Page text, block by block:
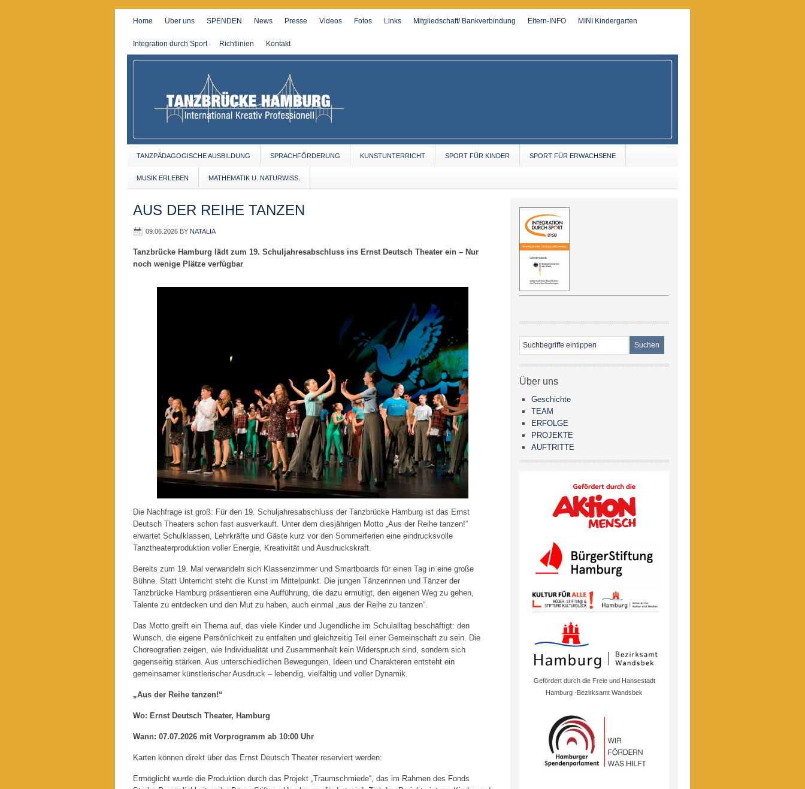
Home Über uns SPENDEN News Presse Videos Fotos Links Mitgliedschaft/ Bankverbindung Eltern-INFO MINI Kindergarten
Integration durch Sport Richtlinien Kontakt
TANZPÄDAGOGISCHE AUSBILDUNG SPRACHFÖRDERUNG KUNSTUNTERRICHT SPORT FÜR KINDER SPORT FÜR ERWACHSENE
MUSIK ERLEBEN MATHEMATIK U. NATURWISS.
AUS DER REIHE TANZEN
09.06.2026 BY NATALIA
Tanzbrücke Hamburg lädt zum 19. Schuljahresabschluss ins Ernst Deutsch Theater ein – Nur
noch wenige Plätze verfügbar
Die Nachfrage ist groß: Für den 19. Schuljahresabschluss der Tanzbrücke Hamburg ist das Ernst
Deutsch Theaters schon fast ausverkauft. Unter dem diesjährigen Motto „Aus der Reihe tanzen!“
erwartet Schulklassen, Lehrkräfte und Gäste kurz vor den Sommerferien eine eindrucksvolle
Tanztheaterproduktion voller Energie, Kreativität und Ausdruckskraft.
Bereits zum 19. Mal verwandeln sich Klassenzimmer und Smartboards für einen Tag in eine große
Bühne. Statt Unterricht steht die Kunst im Mittelpunkt. Die jungen Tänzerinnen und Tänzer der
Tanzbrücke Hamburg präsentieren eine Aufführung, die dazu ermutigt, den eigenen Weg zu gehen,
Talente zu entdecken und den Mut zu haben, auch einmal „aus der Reihe zu tanzen“.
Das Motto greift ein Thema auf, das viele Kinder und Jugendliche im Schulalltag beschäftigt: den
Wunsch, die eigene Persönlichkeit zu entfalten und gleichzeitig Teil einer Gemeinschaft zu sein. Die
Choreografien zeigen, wie Individualität und Zusammenhalt kein Widerspruch sind, sondern sich
gegenseitig stärken. Aus unterschiedlichen Bewegungen, Ideen und Charakteren entsteht ein
gemeinsamer künstlerischer Ausdruck – lebendig, vielfältig und voller Dynamik.
„Aus der Reihe tanzen!“
Wo: Ernst Deutsch Theater, Hamburg
Wann: 07.07.2026 mit Vorprogramm ab 10:00 Uhr
Karten können direkt über das Ernst Deutsch Theater reserviert werden:
Ermöglicht wurde die Produktion durch das Projekt „Traumschmiede“, das im Rahmen des Fonds
Über uns
Geschichte
TEAM
ERFOLGE
PROJEKTE
AUFTRITTE
Gefördert durch die Freie und Hansestadt
Hamburg -Bezirksamt Wandsbek